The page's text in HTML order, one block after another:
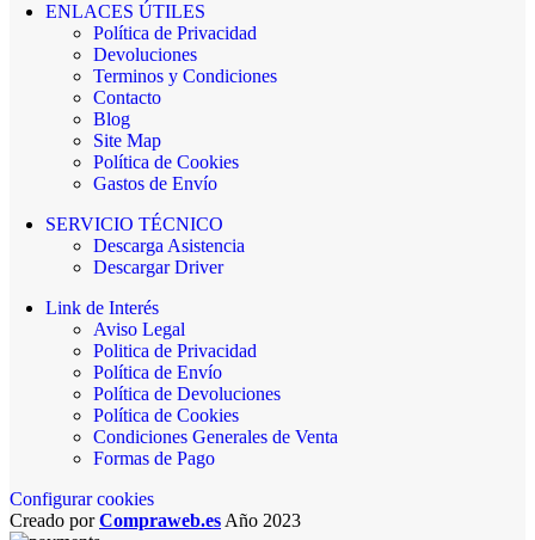
ENLACES ÚTILES
Política de Privacidad
Devoluciones
Terminos y Condiciones
Contacto
Blog
Site Map
Política de Cookies
Gastos de Envío
SERVICIO TÉCNICO
Descarga Asistencia
Descargar Driver
Link de Interés
Aviso Legal
Politica de Privacidad
Política de Envío
Política de Devoluciones
Política de Cookies
Condiciones Generales de Venta
Formas de Pago
Configurar cookies
Creado porCompraweb.es Año 2023